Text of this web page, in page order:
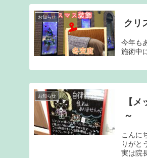
お知らせ
クリ
今年も
施術中
お知らせ
【
～
こんに
りがと
実は院